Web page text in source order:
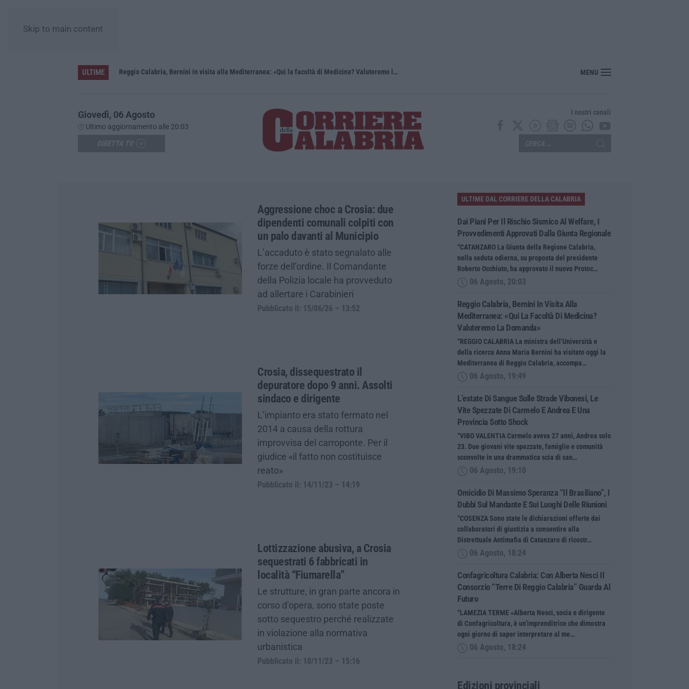
Skip to main content
ULTIME Reggio Calabria, Bernini in visita alla Mediterranea: «Qui la facoltà di Medicina? Valuteremo la domanda» MENU
Giovedì, 06 Agosto
Ultimo aggiornamento alle 20:03
I nostri canali
Aggressione choc a Crosia: due
dipendenti comunali colpiti con
un palo davanti al Municipio
L’accaduto è stato segnalato alle
forze dell’ordine. Il Comandante
della Polizia locale ha provveduto
ad allertare i Carabinieri
Pubblicato il: 15/06/26 – 13:52
Crosia, dissequestrato il
depuratore dopo 9 anni. Assolti
sindaco e dirigente
L’impianto era stato fermato nel
2014 a causa della rottura
improvvisa del carroponte. Per il
giudice «il fatto non costituisce
reato»
Pubblicato il: 14/11/23 – 14:19
Lottizzazione abusiva, a Crosia
sequestrati 6 fabbricati in
località “Fiumarella”
Le strutture, in gran parte ancora in
corso d’opera, sono state poste
sotto sequestro perché realizzate
in violazione alla normativa
urbanistica
Pubblicato il: 10/11/23 – 15:16
ULTIME DAL CORRIERE DELLA CALABRIA
Dai Piani Per Il Rischio Sismico Al Welfare, I
Provvedimenti Approvati Dalla Giunta Regionale
“CATANZARO La Giunta della Regione Calabria,
nella seduta odierna, su proposta del presidente
Roberto Occhiuto, ha approvato il nuovo Protoc…
06 Agosto, 20:03
Reggio Calabria, Bernini In Visita Alla
Mediterranea: «Qui La Facoltà Di Medicina?
Valuteremo La Domanda»
“REGGIO CALABRIA La ministra dell’Università e
della ricerca Anna Maria Bernini ha visitato oggi la
Mediterranea di Reggio Calabria, accompa…
06 Agosto, 19:49
L’estate Di Sangue Sulle Strade Vibonesi, Le
Vite Spezzate Di Carmelo E Andrea E Una
Provincia Sotto Shock
“VIBO VALENTIA Carmelo aveva 27 anni, Andrea solo
23. Due giovani vite spezzate, famiglie e comunità
sconvolte in una drammatica scia di san…
06 Agosto, 19:10
Omicidio Di Massimo Speranza “il Brasiliano”, I
Dubbi Sul Mandante E Sui Luoghi Delle Riunioni
“COSENZA Sono state le dichiarazioni offerte dai
collaboratori di giustizia a consentire alla
Distrettuale Antimafia di Catanzaro di ricostr…
06 Agosto, 18:24
Confagricoltura Calabria: Con Alberta Nesci Il
Consorzio “Terre Di Reggio Calabria” Guarda Al
Futuro
“LAMEZIA TERME «Alberta Nesci, socia e dirigente
di Confagricoltura, è un’imprenditrice che dimostra
ogni giorno di saper interpretare al me…
06 Agosto, 18:24
Edizioni provinciali